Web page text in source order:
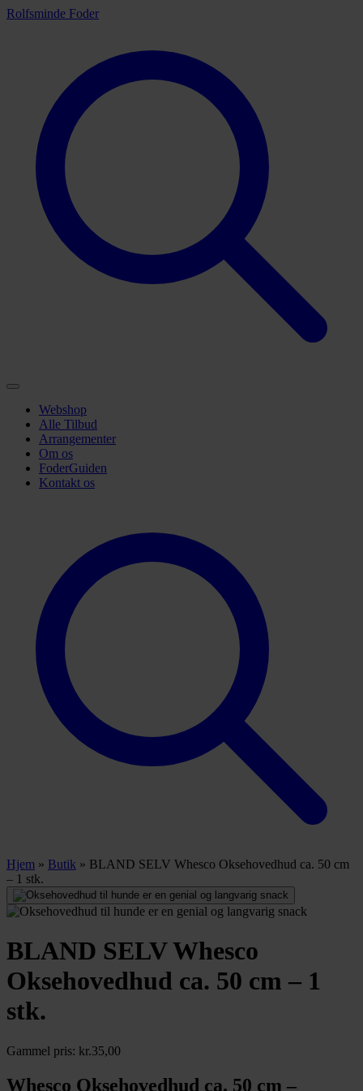
Rolfsminde Foder
Webshop
Alle Tilbud
Arrangementer
Om os
FoderGuiden
Kontakt os
Hjem » Butik » BLAND SELV Whesco Oksehovedhud ca. 50 cm
– 1 stk.
BLAND SELV Whesco
Oksehovedhud ca. 50 cm – 1
stk.
Gammel pris: kr.35,00
Whesco Oksehovedhud ca. 50 cm –